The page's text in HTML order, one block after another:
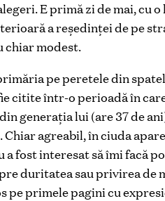
E primă zi de mai, cu
a reşedinţei de pe
chiar modest.
pe peretele din
citite într-o perioadă în
generaţia lui (are 37 de
agreabil, în ciuda
a fost interesat să îmi facă
duritatea sau privirea de
pe primele pagini cu